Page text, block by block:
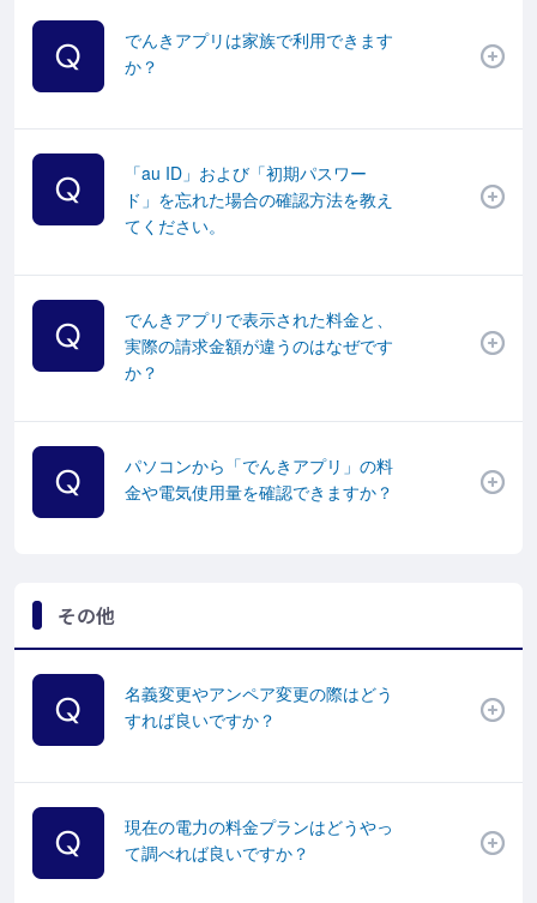
でんきアプリは家族で利用できます
か？
「au ID」および「初期パスワー
ド」を忘れた場合の確認方法を教え
てください。
でんきアプリで表示された料金と、
実際の請求金額が違うのはなぜです
か？
パソコンから「でんきアプリ」の料
金や電気使用量を確認できますか？
その他
名義変更やアンペア変更の際はどう
すれば良いですか？
現在の電力の料金プランはどうやっ
て調べれば良いですか？